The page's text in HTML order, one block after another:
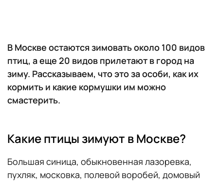
В Москве остаются зимовать около 100 видов
птиц, а еще 20 видов прилетают в город на
зиму. Рассказываем, что это за особи, как их
кормить и какие кормушки им можно
смастерить.
Какие птицы зимуют в Москве?
Большая синица, обыкновенная лазоревка,
пухляк, московка, полевой воробей, домовый